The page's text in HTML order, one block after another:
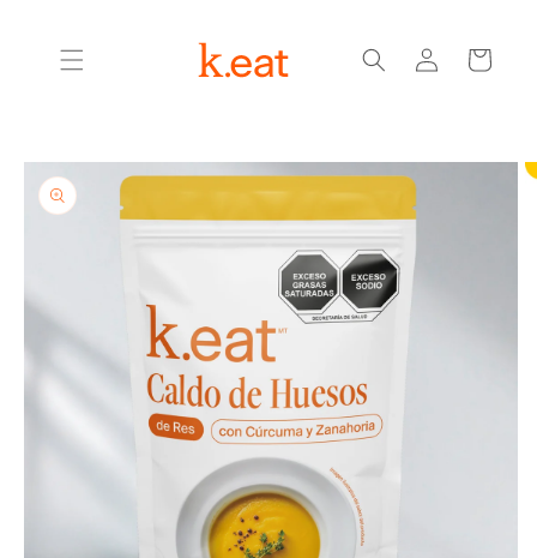
al contenido
sesión
Carrito
directamente
a la
información
del producto